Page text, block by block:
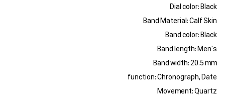
Dial color: Black
Band Material: Calf Skin
Band color: Black
Band length: Men's
Band width: 20.5 mm
function: Chronograph, Date
Movement: Quartz